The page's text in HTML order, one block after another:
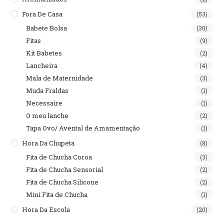
Fora De Casa (53)
Babete Bolsa (30)
Fitas (9)
Kit Babetes (2)
Lancheira (4)
Mala de Maternidade (3)
Muda Fraldas (1)
Necessaire (1)
O meu lanche (2)
Tapa Ovo/ Avental de Amamentação (1)
Hora Da Chupeta (8)
Fita de Chucha Coroa (3)
Fita de Chucha Sensorial (2)
Fita de Chucha Silicone (2)
Mini Fita de Chucha (1)
Hora Da Escola (20)